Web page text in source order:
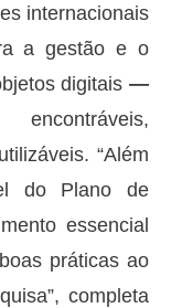
internacionais
a gestão e o
digitais ―
“Além
do Plano de
essencial
práticas ao
completa